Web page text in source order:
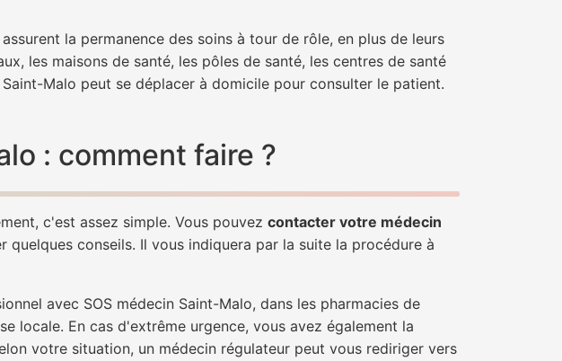
la permanence des soins à tour de rôle, en plus de leurs
les maisons de santé, les pôles de santé, les centres de santé
Malo peut se déplacer à domicile pour consulter le patient.
: comment faire ?
c'est assez simple. Vous pouvez contacter votre médecin
conseils. Il vous indiquera par la suite la procédure à
avec SOS médecin Saint-Malo, dans les pharmacies de
locale. En cas d'extrême urgence, vous avez également la
votre situation, un médecin régulateur peut vous rediriger vers